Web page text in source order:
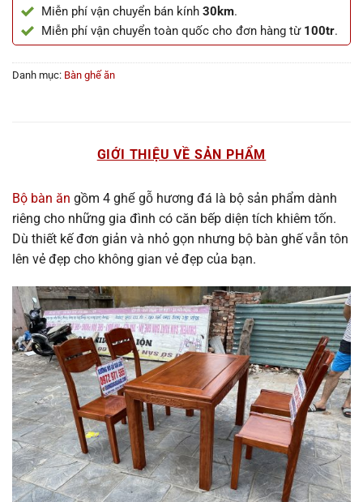
Miễn phí vận chuyển bán kính 30km.
Miễn phí vận chuyển toàn quốc cho đơn hàng từ 100tr.
Danh mục: Bàn ghế ăn
GIỚI THIỆU VỀ SẢN PHẨM
Bộ bàn ăn gồm 4 ghế gỗ hương đá là bộ sản phẩm dành
riêng cho những gia đình có căn bếp diện tích khiêm tốn.
Dù thiết kế đơn giản và nhỏ gọn nhưng bộ bàn ghế vẫn tôn
lên vẻ đẹp cho không gian vẻ đẹp của bạn.